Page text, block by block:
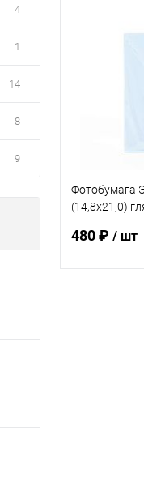
4
1
14
8
9
Фотобумага
(14,8х21,0)
480 ₽ / шт